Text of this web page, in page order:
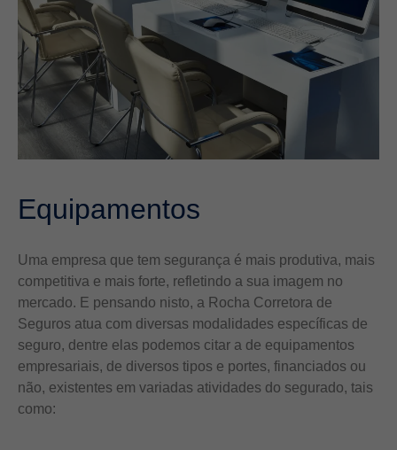
Equipamentos
Uma empresa que tem segurança é mais produtiva, mais
competitiva e mais forte, refletindo a sua imagem no
mercado. E pensando nisto, a Rocha Corretora de
Seguros atua com diversas modalidades específicas de
seguro, dentre elas podemos citar a de equipamentos
empresariais, de diversos tipos e portes, financiados ou
não, existentes em variadas atividades do segurado, tais
como: